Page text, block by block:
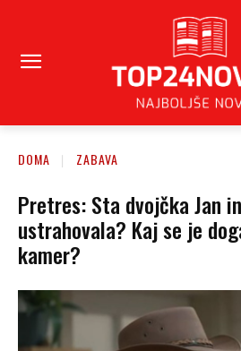
DOMA ZABAVA
Pretres: Sta dvojčka Jan
ustrahovala? Kaj se je
kamer?